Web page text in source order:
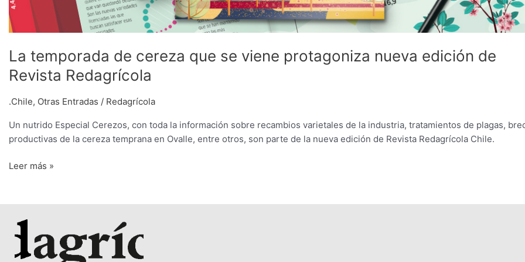
La temporada de cereza que se viene protagoniza nueva edición de
Revista Redagrícola
.Chile, Otras Entradas / Redagrícola
Un nutrido Especial Cerezos, con toda la información sobre recambios varietales de la industria, tratamientos de plagas,
productivas de la cereza temprana en Ovalle, entre otros, son parte de la nueva edición de Revista Redagrícola Chile.
Leer más »